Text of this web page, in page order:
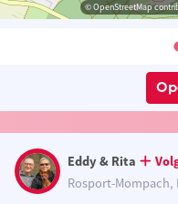
© OpenStreetMap
Eddy & Rita
Rosport-Mompach,